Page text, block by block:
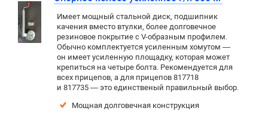
Имеет мощный стальной диск, подшипник
качения вместо втулки, более долговечное
резиновое покрытие c V-образным профилем.
Обычно комплектуется усиленным хомутом —
он имеет усиленную площадку, которая может
крепиться на четыре болта. Рекомендуется для
всех прицепов, а для прицепов 817718
и 817735 — это единственый правильный выбор.
Мощная долговечная конструкция